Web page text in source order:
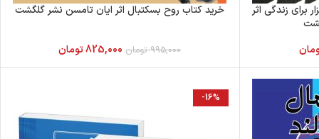
برای زندگی اثر
خرید کتاب روح بسکتبال اثر ایان تامسن نشر گلگشت
995,000 تومان 825,000تومان
-16%